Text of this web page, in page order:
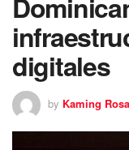
digitales
by Kaming